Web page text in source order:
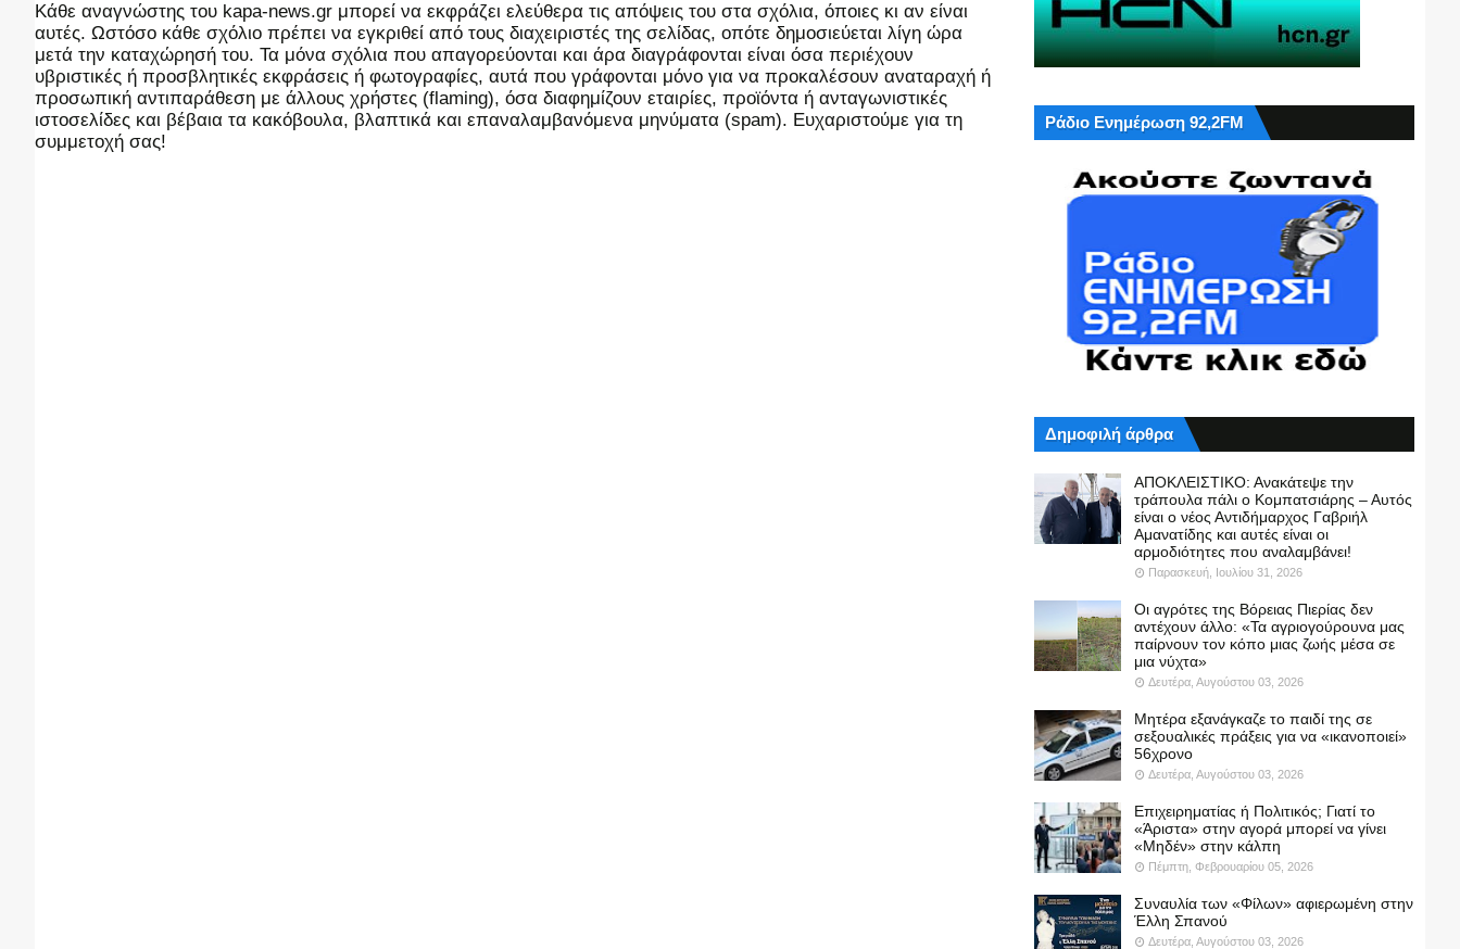
Kάθε αναγνώστης του kapa-news.gr μπορεί να εκφράζει ελεύθερα τις απόψεις του στα σχόλια, όποιες κι αν είναι
αυτές. Ωστόσο κάθε σχόλιο πρέπει να εγκριθεί από τους διαχειριστές της σελίδας, οπότε δημοσιεύεται λίγη ώρα
μετά την καταχώρησή του. Τα μόνα σχόλια που απαγορεύονται και άρα διαγράφονται είναι όσα περιέχουν
υβριστικές ή προσβλητικές εκφράσεις ή φωτογραφίες, αυτά που γράφονται μόνο για να προκαλέσουν αναταραχή ή
προσωπική αντιπαράθεση με άλλους χρήστες (flaming), όσα διαφημίζουν εταιρίες, προϊόντα ή ανταγωνιστικές
ιστοσελίδες και βέβαια τα κακόβουλα, βλαπτικά και επαναλαμβανόμενα μηνύματα (spam). Ευχαριστούμε για τη
συμμετοχή σας!
Ράδιο Ενημέρωση 92,2FM
Δημοφιλή άρθρα
ΑΠΟΚΛΕΙΣΤΙΚΟ: Ανακάτεψε την
τράπουλα πάλι ο Κομπατσιάρης – Αυτός
είναι ο νέος Αντιδήμαρχος Γαβριήλ
Αμανατίδης και αυτές είναι οι
αρμοδιότητες που αναλαμβάνει!
Παρασκευή, Ιουλίου 31, 2026
Οι αγρότες της Βόρειας Πιερίας δεν
αντέχουν άλλο: «Τα αγριογούρουνα μας
παίρνουν τον κόπο μιας ζωής μέσα σε
μια νύχτα»
Δευτέρα, Αυγούστου 03, 2026
Μητέρα εξανάγκαζε το παιδί της σε
σεξουαλικές πράξεις για να «ικανοποιεί»
56χρονο
Δευτέρα, Αυγούστου 03, 2026
Επιχειρηματίας ή Πολιτικός; Γιατί το
«Άριστα» στην αγορά μπορεί να γίνει
«Μηδέν» στην κάλπη
Πέμπτη, Φεβρουαρίου 05, 2026
Συναυλία των «Φίλων» αφιερωμένη στην
Έλλη Σπανού
Δευτέρα, Αυγούστου 03, 2026